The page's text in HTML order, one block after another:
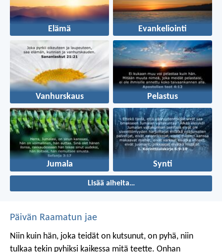
Elämä Evankeliointi
Vanhurskaus Pelastus
Jumala Synti
Lisää aiheita…
Päivän Raamatun jae
Niin kuin hän, joka teidät on kutsunut, on pyhä, niin
tulkaa tekin pyhiksi kaikessa mitä teette. Onhan